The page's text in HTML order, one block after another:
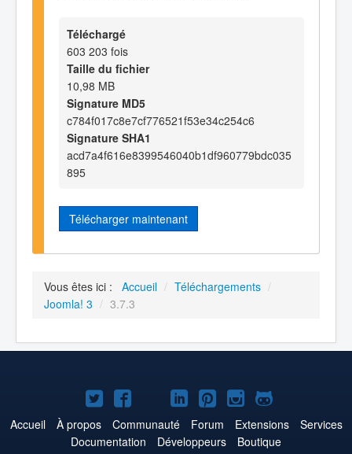
Téléchargé
603 203 fois
Taille du fichier
10,98 MB
Signature MD5
c784f017c8e7cf776521f53e34c254c6
Signature SHA1
acd7a4f616e8399546040b1df960779bdc035
895
Télécharger maintenant
Vous êtes ici : Accueil / Téléchargements /
Joomla! 3 / 3.7.3
Joomla!
sur
Twitter
Joomla!
sur
Facebook
Joomla!
sur
YouTube
Joomla!
sur
LinkedIn
Joomla!
sur
Pinterest
Joomla!
sur
Instagram
Joomla!
sur
GitHub
Accueil À propos Communauté Forum Extensions
Services
Documentation
Développeurs Boutique